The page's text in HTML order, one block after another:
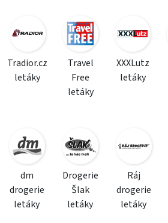
Tradior.cz
letáky
Travel
Free
letáky
XXXLutz
letáky
dm
drogerie
letáky
Drogerie
Šlak
letáky
Ráj
drogerie
letáky